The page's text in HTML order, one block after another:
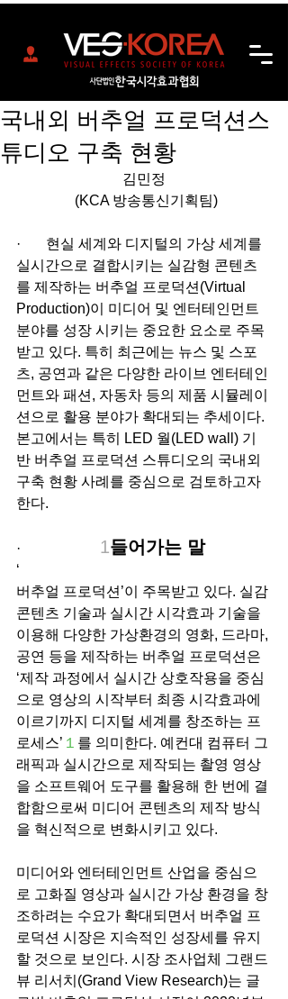
국내외 버추얼 프로덕션스
튜디오 구축 현황
김민정
(KCA 방송통신기획팀)
·       현실 세계와 디지털의 가상 세계를
실시간으로 결합시키는 실감형 콘텐츠
를 제작하는 버추얼 프로덕션(Virtual
Production)이 미디어 및 엔터테인먼트
분야를 성장 시키는 중요한 요소로 주목
받고 있다. 특히 최근에는 뉴스 및 스포
츠, 공연과 같은 다양한 라이브 엔터테인
먼트와 패션, 자동차 등의 제품 시뮬레이
션으로 활용 분야가 확대되는 추세이다.
본고에서는 특히 LED 월(LED wall) 기
반 버추얼 프로덕션 스튜디오의 국내외
구축 현황 사례를 중심으로 검토하고자
한다.
· 1들어가는 말
‘
버추얼 프로덕션’이 주목받고 있다. 실감
콘텐츠 기술과 실시간 시각효과 기술을
이용해 다양한 가상환경의 영화, 드라마,
공연 등을 제작하는 버추얼 프로덕션은
‘제작 과정에서 실시간 상호작용을 중심
으로 영상의 시작부터 최종 시각효과에
이르기까지 디지털 세계를 창조하는 프
로세스’ １ 를 의미한다. 예컨대 컴퓨터 그
래픽과 실시간으로 제작되는 촬영 영상
을 소프트웨어 도구를 활용해 한 번에 결
합함으로써 미디어 콘텐츠의 제작 방식
을 혁신적으로 변화시키고 있다.
미디어와 엔터테인먼트 산업을 중심으
로 고화질 영상과 실시간 가상 환경을 창
조하려는 수요가 확대되면서 버추얼 프
로덕션 시장은 지속적인 성장세를 유지
할 것으로 보인다. 시장 조사업체 그랜드
뷰 리서치(Grand View Research)는 글